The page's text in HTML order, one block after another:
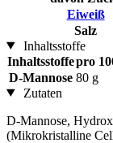
Eiweiß
Salz
Inhaltsstoffe
Inhaltsstoffepro
D-Mannose 80 g
Zutaten
D-Mannose,
(Mikrokristalline